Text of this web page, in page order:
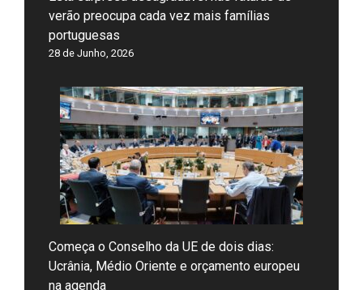
verão preocupa cada vez mais famílias
portuguesas
28 de Junho, 2026
Começa o Conselho da UE de dois dias:
Ucrânia, Médio Oriente e orçamento europeu
na agenda